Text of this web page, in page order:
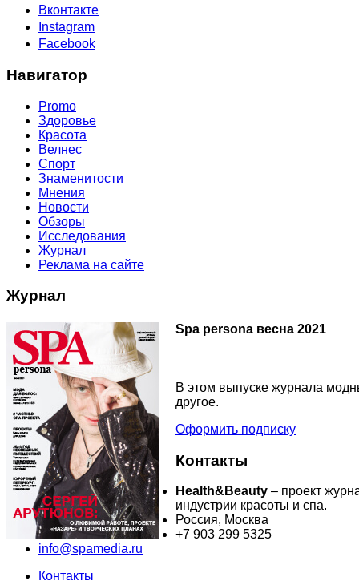
Вконтакте
Instagram
Facebook
Навигатор
Promo
Здоровье
Красота
Велнес
Спорт
Знаменитости
Мнения
Новости
Обзоры
Исследования
Журнал
Реклама на сайте
Журнал
Spa persona весна 2021
В этом выпуске журнала
другое.
Оформить подписку
Контакты
Health&Beauty – проект
индустрии красоты и спа.
Россия, Москва
+7 903 299 5325
info@spamedia.ru
Контакты